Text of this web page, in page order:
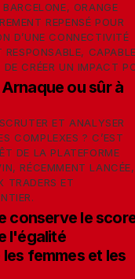
ORANGE
REPENSÉ POUR
D’UNE CONNECTIVITÉ
DE CRÉER UN IMPACT
ou sûr à
ET ANALYSER
COMPLEXES ? C’EST
DE LA PLATEFORME
RÉCEMMENT LANCÉE,
TRADERS ET
conserve le
l'égalité
femmes et les